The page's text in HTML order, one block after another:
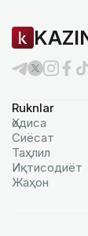
Ruknlar
Ҳодиса
Сиёсат
Таҳлил
Иқтисодиёт
Жаҳон